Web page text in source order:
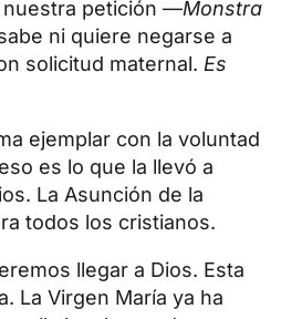
nuestra petición —Monstra
ni quiere negarse a
solicitud maternal. Es
ejemplar con la voluntad
es lo que la llevó a
La Asunción de la
todos los cristianos.
llegar a Dios. Esta
La Virgen María ya ha